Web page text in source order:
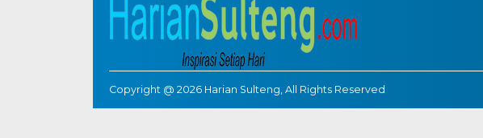
Copyright @ 2026 Harian Sulteng, All Rights Reserved